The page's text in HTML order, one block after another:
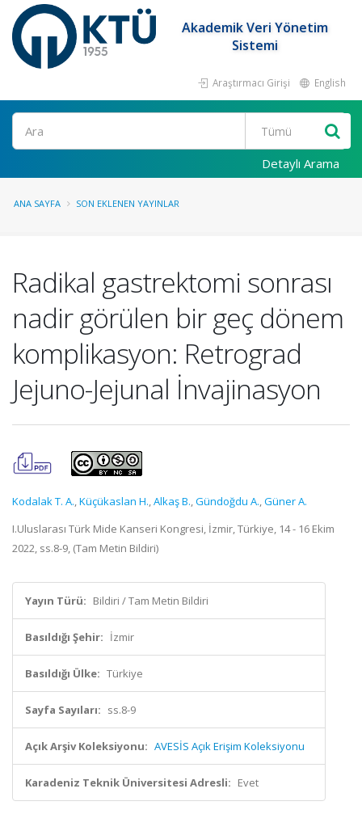
Akademik Veri Yönetim
Sistemi
Araştırmacı Girişi English
Ara
Detaylı Arama
ANA SAYFA SON EKLENEN YAYINLAR
Radikal gastrektomi sonrası
nadir görülen bir geç dönem
komplikasyon: Retrograd
Jejuno-Jejunal İnvajinasyon
Kodalak T. A.,Küçükaslan H.,Alkaş B.,Gündoğdu A.,Güner A.
I.Uluslarası Türk Mide Kanseri Kongresi, İzmir, Türkiye, 14 - 16 Ekim
2022, ss.8-9, (Tam Metin Bildiri)
Yayın Türü: Bildiri / Tam Metin Bildiri
Basıldığı Şehir: İzmir
Basıldığı Ülke: Türkiye
Sayfa Sayıları: ss.8-9
Açık Arşiv Koleksiyonu: AVESİS Açık Erişim Koleksiyonu
Karadeniz Teknik Üniversitesi Adresli: Evet